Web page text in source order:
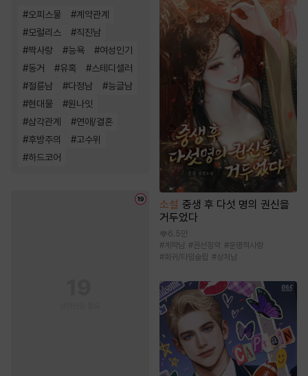
#오피스물 #계약관계
#모럴리스 #직진남
#짝사랑 #능욕 #여성인기
#동거 #유혹 #스테디셀러
#절륜남 #다정남 #능글남
#현대물 #원나잇
#삼각관계 #연애/결혼
#후방주의 #고수위
#하드코어
소설 중생 후 다섯 명의 권신을
거두었다
6.5만
#계략남 #권선징악 #운명적사랑
#회귀/타임슬립 #상처남